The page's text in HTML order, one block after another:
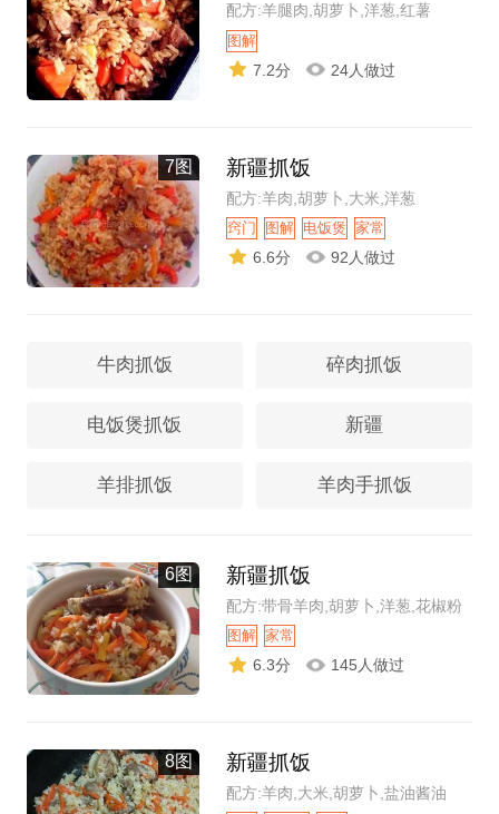
配方:羊腿肉,胡萝卜,洋葱,红薯
图解
7.2分 24人做过
7图 新疆抓饭
配方:羊肉,胡萝卜,大米,洋葱
窍门 图解 电饭煲 家常
6.6分 92人做过
牛肉抓饭 碎肉抓饭
电饭煲抓饭 新疆
羊排抓饭 羊肉手抓饭
6图 新疆抓饭
配方:带骨羊肉,胡萝卜,洋葱,花椒粉
图解 家常
6.3分 145人做过
8图 新疆抓饭
配方:羊肉,大米,胡萝卜,盐油酱油